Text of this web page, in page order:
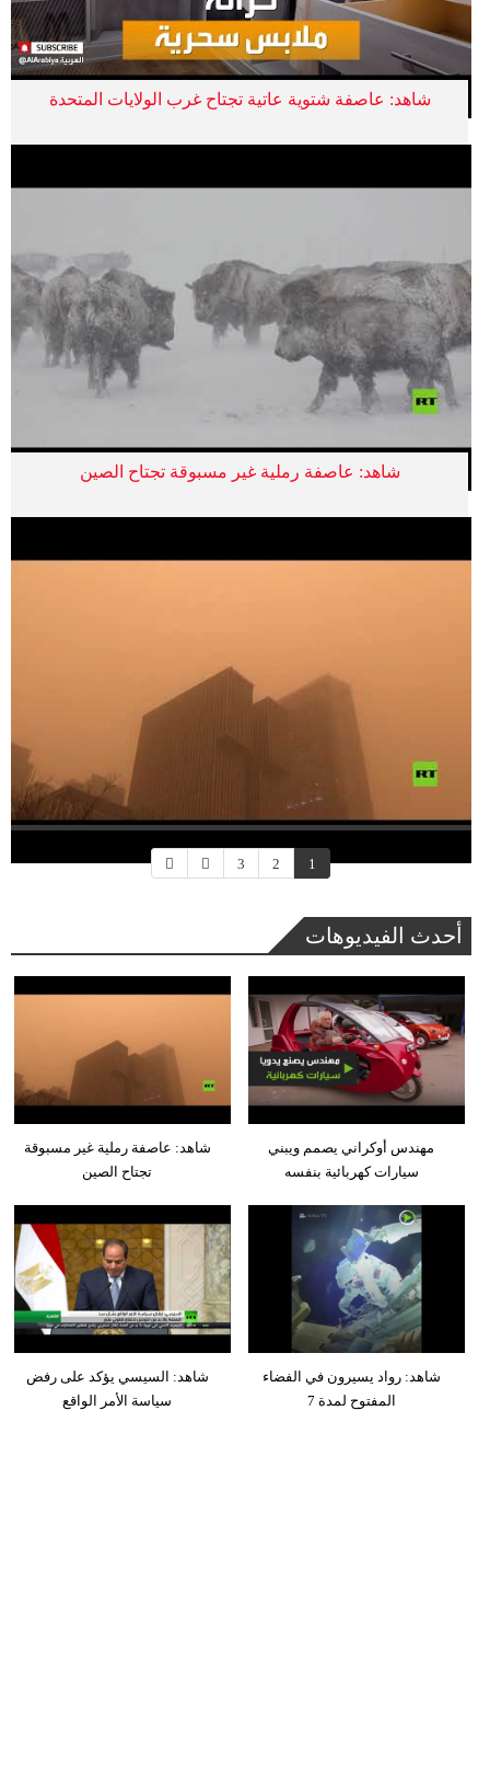
شاهد: عاصفة شتوية عاتية تجتاح غرب الولايات المتحدة
شاهد: عاصفة رملية غير مسبوقة تجتاح الصين
1
2
3
أحدث الفيديوهات
شاهد: عاصفة رملية غير مسبوقة
تجتاح الصين
مهندس أوكراني يصمم ويبني
سيارات كهربائية بنفسه
شاهد: السيسي يؤكد على رفض
سياسة الأمر الواقع
شاهد: رواد يسيرون في الفضاء
المفتوح لمدة 7